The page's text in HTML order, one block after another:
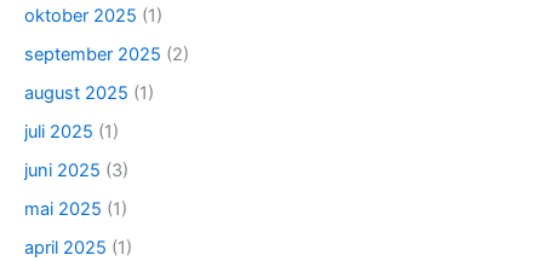
oktober 2025 (1)
september 2025 (2)
august 2025 (1)
juli 2025 (1)
juni 2025 (3)
mai 2025 (1)
april 2025 (1)